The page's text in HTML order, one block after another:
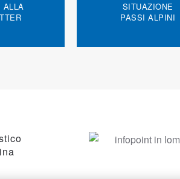
ALLA
SITUAZIONE
PASSI ALPINI